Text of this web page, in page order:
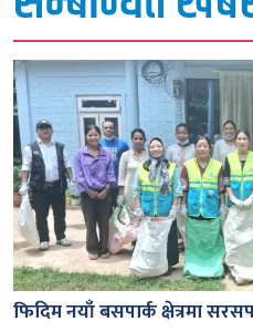
फिदिम नयाँ बसपार्क क्षेत्रमा